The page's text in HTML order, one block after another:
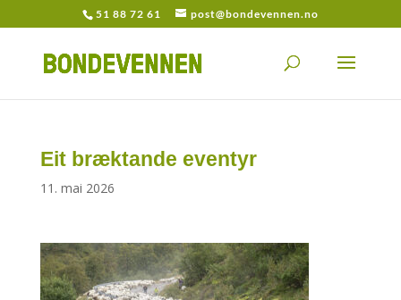
51 88 72 61 post@bondevennen.no
Eit bræktande eventyr
11. mai 2026